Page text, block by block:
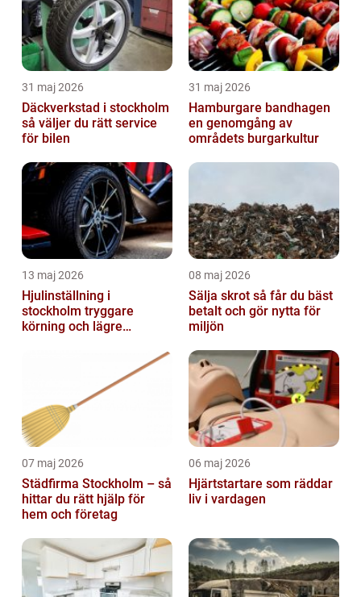
31 maj 2026
Däckverkstad i stockholm
så väljer du rätt service
för bilen
31 maj 2026
Hamburgare bandhagen
en genomgång av
områdets burgarkultur
13 maj 2026
Hjulinställning i
stockholm tryggare
körning och lägre
08 maj 2026
Sälja skrot så får du bäst
betalt och gör nytta för
miljön
07 maj 2026
Städfirma Stockholm – så
hittar du rätt hjälp för
hem och företag
06 maj 2026
Hjärtstartare som räddar
liv i vardagen